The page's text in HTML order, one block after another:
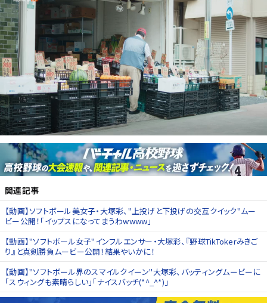
関連記事
【動画】ソフトボール美女子・大塚彩、"上投げと下投げの交互クイック"ムー
ビー公開！「イップスになってまうわwwww」
【動画】"ソフトボール女子"インフルエンサー・大塚彩、『野球TikTokerみきご
り』と真剣勝負ムービー公開！結果やいかに！
【動画】"ソフトボール界のスマイルクイーン"大塚彩、バッティングムービーに
「スウィングも素晴らしい」「ナイスバッチ(*^_^*)」